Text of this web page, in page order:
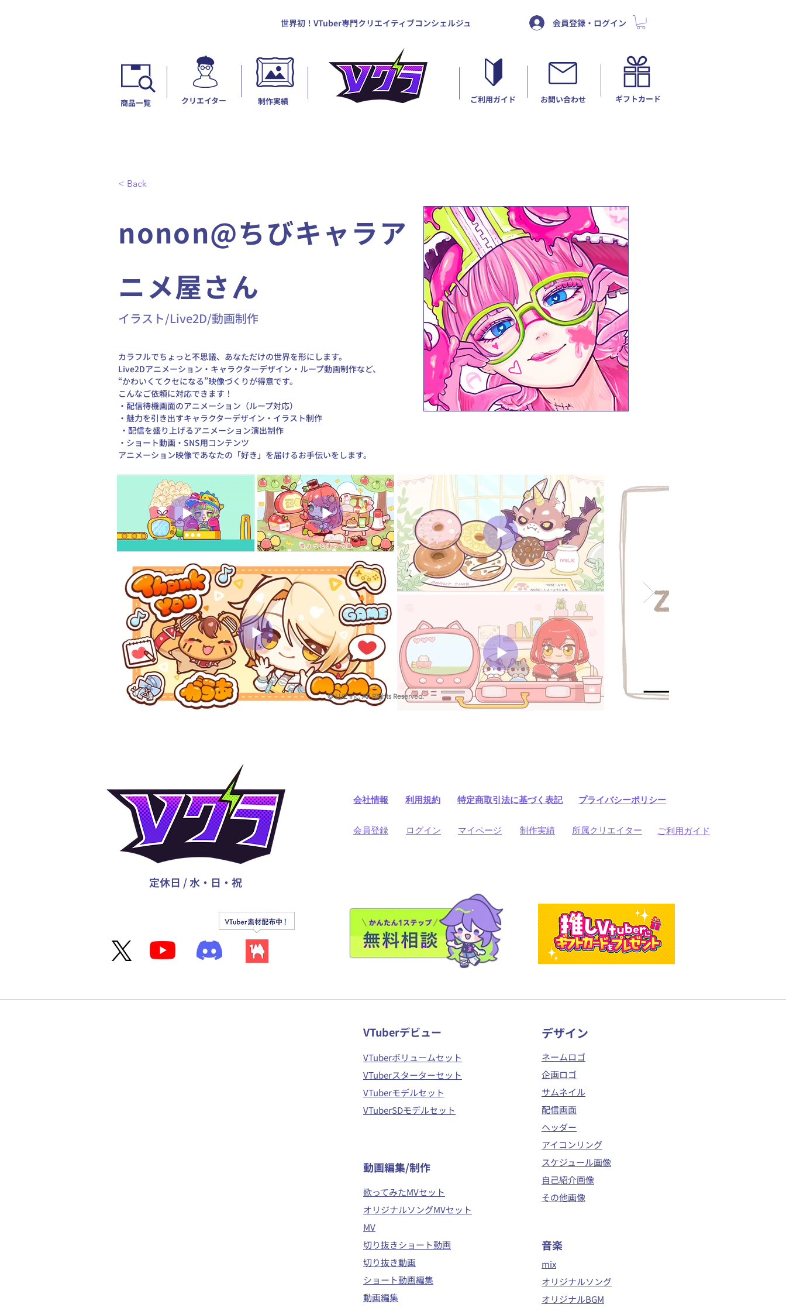
世界初！VTuber専門クリエイティブコンシェルジュ
​商品一覧 ​クリエイター 制作実績 ギフトカード
​お問い合わせ
ご利用ガイド
会員登録・ログイン
< Back
nonon@ちびキャラア
ニメ屋さん
イラスト/Live2D/動画制作
カラフルでちょっと不思議、あなただけの世界を形にします。
Live2Dアニメーション・キャラクターデザイン・ループ動画制作など、
“かわいくてクセになる”映像づくりが得意です。
こんなご依頼に対応できます！
・配信待機画面のアニメーション（ループ対応）
・魅力を引き出すキャラクターデザイン・イラスト制作
・配信を盛り上げるアニメーション演出制作
・ショート動画・SNS用コンテンツ
アニメーション映像であなたの「好き」を届けるお手伝いをします。
© LUZ inc. All Rights Reserved.
会社情報 利用規約 プライバシーポリシー
​特定商取引法に基づく表記
​会員登録 ​ログイン マイページ 制作実績 所属クリエイター ご利用ガイド
定休日 / 水・日・祝
VTuberデビュー
VTuberボリュームセット
VTuberスターターセット
VTuberモデルセット
VTuberSDモデルセット
​動画編集/制作
歌ってみたMVセット
オリジナルソングMVセット
MV
切り抜きショート動画
切り抜き動画
ショート動画編集
動画編集
​デザイン
ネームロゴ
企画ロゴ
サムネイル
配信画面
ヘッダー
アイコンリング
スケジュール画像
自己紹介画像
その他画像
音楽
mix
オリジナルソング
オリジナルBGM